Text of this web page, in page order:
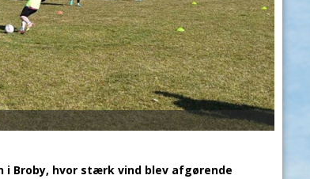
i Broby, hvor stærk vind blev afgørende